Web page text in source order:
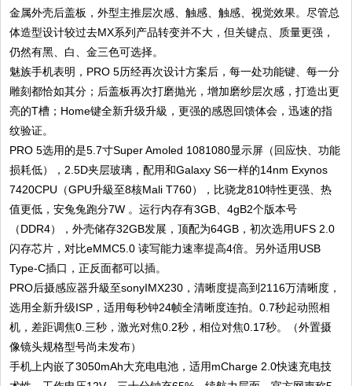
金属外壳后盖板，外型主推层次感、触感、触感、视觉效果。尽管总
体造型设计较过去MX系列产品转变并不大，但关键点、质量更强，
仍然有黑、白、金三色可选择。
魅族手机表明，PRO 5历经再次设计方案后，每一处功能键、每一分
雕刻都恰如其分；后盖板再次打磨抛光，增加磨纱层次感，打造出更
亮的T槽；Home键全新升级升級，更强的感恩回馈体会，迅速的指
纹验证。
PRO 5选用的是5.7寸Super Amoled 1081080显示屏（回应快、功能
损耗低），2.5D夹层玻璃，配用和Galaxy S6一样的14nm Exynos
7420CPU（GPU升級至8核Mali T760），比骁龙810特性更强、热
值更低，安兔兔跑分7W 。运行内存有3GB、4gB2个版本号
（DDR4），外壳储存32GB发展，顶配为64GB，初次选用UFS 2.0
闪存芯片，对比eMMC5.0 读写能力速率提高4倍。另外适用USB
Type-C插口，正反面都可以插。
PRO后摄感应器升級至sonyIMX230，清晰度提高到2116万清晰度，
选用全新升级ISP，适用每秒钟24帧全清晰度连拍。0.7秒起动照相
机，差距调焦0.三秒，激光对焦0.2秒，相位对焦0.17秒。（外置摄
像镜头规格型号尚未发布）
手机上内嵌了3050mAh大充电电池，适用mCharge 2.0快速充电技